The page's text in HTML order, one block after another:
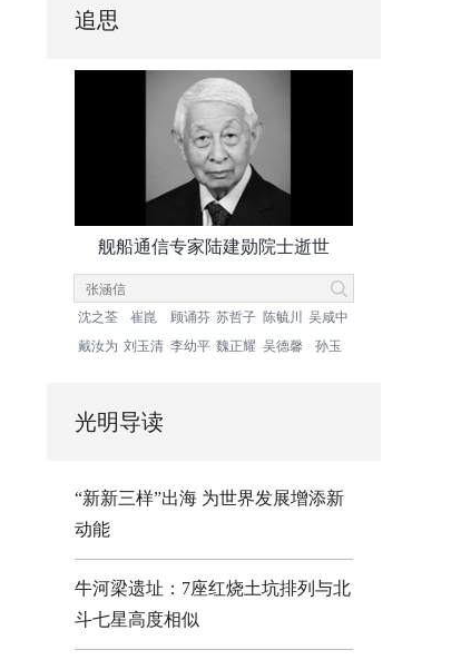
追思
舰船通信专家陆建勋院士逝世
沈之荃 崔崑 顾诵芬 苏哲子 陈毓川
吴咸中
戴汝为 刘玉清 李幼平 魏正耀 吴德馨 孙玉
光明导读
“新新三样”出海 为世界发展增添新
动能
牛河梁遗址：7座红烧土坑排列与北
斗七星高度相似